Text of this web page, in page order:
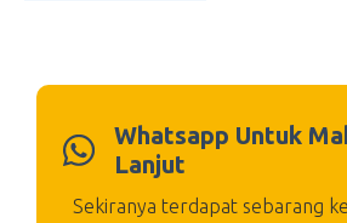
Whatsapp Untuk
Lanjut
Sekiranya terdapat sebarang